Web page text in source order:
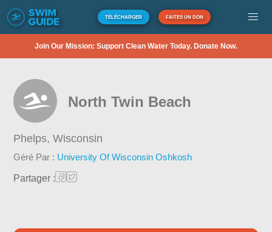
TÉLÉCHARGER FAITES UN DON
Join Our Mission: Support Clean Water Today. Donate Now.
North Twin Beach
Phelps,Wisconsin
Géré Par : University Of Wisconsin Oshkosh
Partager :